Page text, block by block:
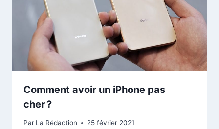
Comment avoir un iPhone pas
cher ?
Par La Rédaction 25 février 2021